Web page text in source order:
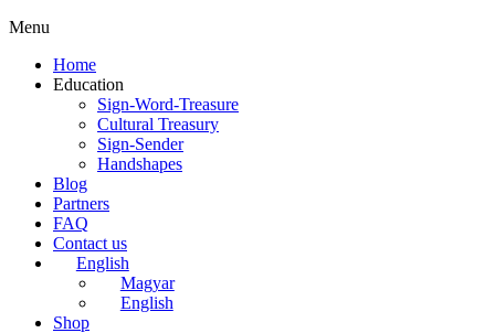
Menu
Home
Education
Sign-Word-Treasure
Cultural Treasury
Sign-Sender
Handshapes
Blog
Partners
FAQ
Contact us
English
Magyar
English
Shop